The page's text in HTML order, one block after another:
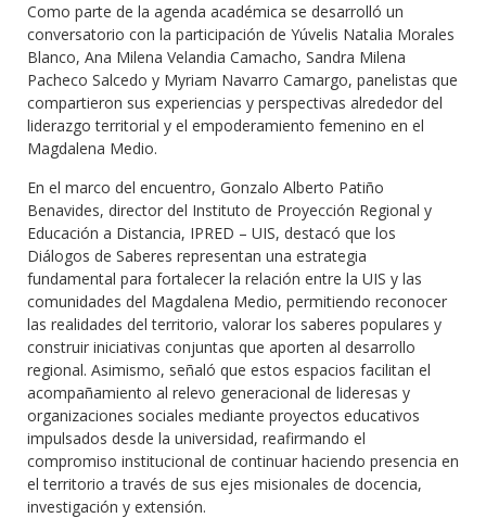
Como parte de la agenda académica se desarrolló un
conversatorio con la participación de Yúvelis Natalia Morales
Blanco, Ana Milena Velandia Camacho, Sandra Milena
Pacheco Salcedo y Myriam Navarro Camargo, panelistas que
compartieron sus experiencias y perspectivas alrededor del
liderazgo territorial y el empoderamiento femenino en el
Magdalena Medio.
En el marco del encuentro, Gonzalo Alberto Patiño
Benavides, director del Instituto de Proyección Regional y
Educación a Distancia, IPRED – UIS, destacó que los
Diálogos de Saberes representan una estrategia
fundamental para fortalecer la relación entre la UIS y las
comunidades del Magdalena Medio, permitiendo reconocer
las realidades del territorio, valorar los saberes populares y
construir iniciativas conjuntas que aporten al desarrollo
regional. Asimismo, señaló que estos espacios facilitan el
acompañamiento al relevo generacional de lideresas y
organizaciones sociales mediante proyectos educativos
impulsados desde la universidad, reafirmando el
compromiso institucional de continuar haciendo presencia en
el territorio a través de sus ejes misionales de docencia,
investigación y extensión.